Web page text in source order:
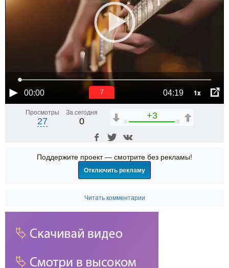
00:00 04:19 1x
6
Просмотры
27
За сегодня
0
+3
0 3
Поддержите проект — смотрите без рекламы!
Отключить рекламу
Читать комментарии